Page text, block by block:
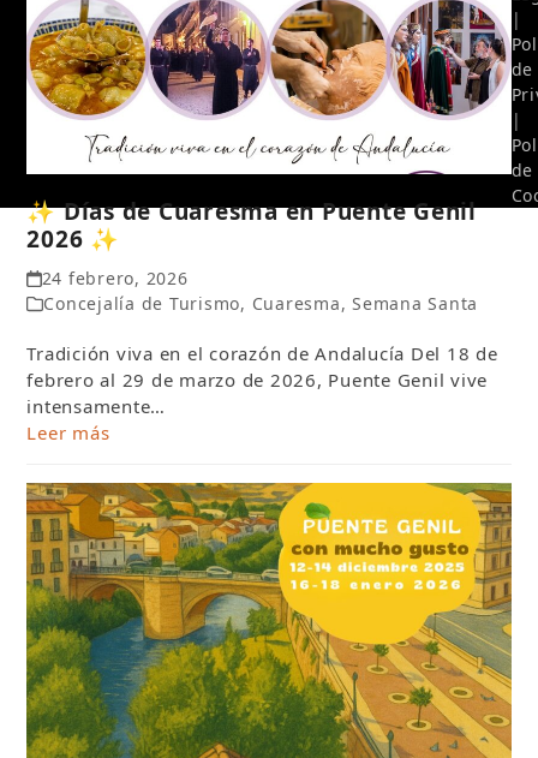
✨ Días de Cuaresma en Puente Genil
2026 ✨
24 febrero, 2026
Concejalía de Turismo, Cuaresma,Semana Santa
Tradición viva en el corazón de Andalucía Del 18 de
febrero al 29 de marzo de 2026, Puente Genil vive
intensamente…
Leer más
|
de
|
de